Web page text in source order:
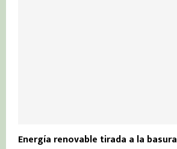
Energía renovable tirada a la basura